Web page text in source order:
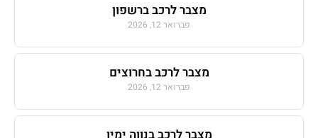
מצבר לרכב ברשפון
פברואר 12, 2026
מצבר לרכב בחרוצים
פברואר 12, 2026